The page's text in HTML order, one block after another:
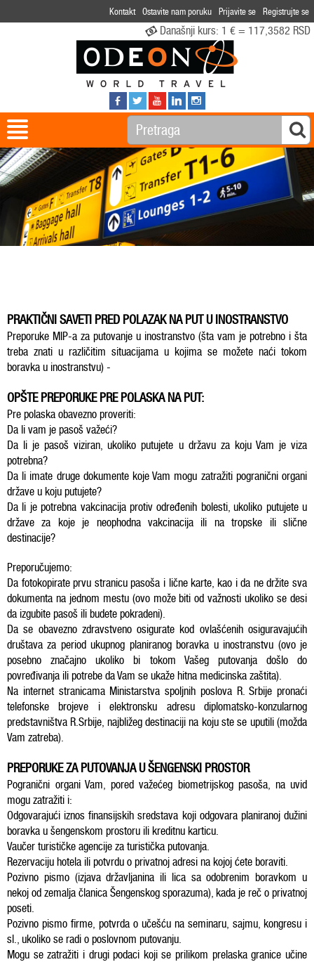
Kontakt Ostavite nam poruku Prijavite se Registrujte se
Današnji kurs: 1 € = 117,3582 RSD
PRAKTIČNI SAVETI PRED POLAZAK NA PUT U INOSTRANSTVO
Preporuke MIP-a za putovanje u inostranstvo (šta vam je potrebno i šta
treba znati u različitim situacijama u kojima se možete naći tokom
boravka u inostranstvu) -
OPŠTE PREPORUKE PRE POLASKA NA PUT:
Pre polaska obavezno proveriti:
Da li vam je pasoš važeći?
Da li je pasoš viziran, ukoliko putujete u državu za koju Vam je viza
potrebna?
Da li imate druge dokumente koje Vam mogu zatražiti pogranični organi
države u koju putujete?
Da li je potrebna vakcinacija protiv određenih bolesti, ukoliko putujete u
države za koje je neophodna vakcinacija ili na tropske ili slične
destinacije?
Preporučujemo:
Da fotokopirate prvu stranicu pasoša i lične karte, kao i da ne držite sva
dokumenta na jednom mestu (ovo može biti od važnosti ukoliko se desi
da izgubite pasoš ili budete pokradeni).
Da se obavezno zdravstveno osigurate kod ovlašćenih osiguravajućih
društava za period ukupnog planiranog boravka u inostranstvu (ovo je
posebno značajno ukoliko bi tokom Vašeg putovanja došlo do
povređivanja ili potrebe da Vam se ukaže hitna medicinska zaštita).
Na internet stranicama Ministarstva spoljnih poslova R. Srbije pronaći
telefonske brojeve i elektronsku adresu diplomatsko-konzularnog
predstavništva R.Srbije, najbližeg destinaciji na koju ste se uputili (možda
Vam zatreba).
PREPORUKE ZA PUTOVANJA U ŠENGENSKI PROSTOR
Pogranični organi Vam, pored važećeg biometrijskog pasoša, na uvid
mogu zatražiti i:
Odgovarajući iznos finansijskih sredstava koji odgovara planiranoj dužini
boravka u šengenskom prostoru ili kreditnu karticu.
Vaučer turističke agencije za turistička putovanja.
Rezervaciju hotela ili potvrdu o privatnoj adresi na kojoj ćete boraviti.
Pozivno pismo (izjava državljanina ili lica sa odobrenim boravkom u
nekoj od zemalja članica Šengenskog sporazuma), kada je reč o privatnoj
poseti.
Pozivno pismo firme, potvrda o učešću na seminaru, sajmu, kongresu i
sl., ukoliko se radi o poslovnom putovanju.
Mogu se zatražiti i drugi podaci koji se prilikom prelaska granice učine